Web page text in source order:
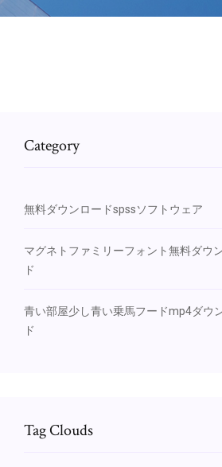
Category
無料ダウンロードspssソフトウェア
マグネトファミリーフォント無料ダウ
ド
青い部屋少し青い乗馬フードmp4ダウ
ド
Tag Clouds